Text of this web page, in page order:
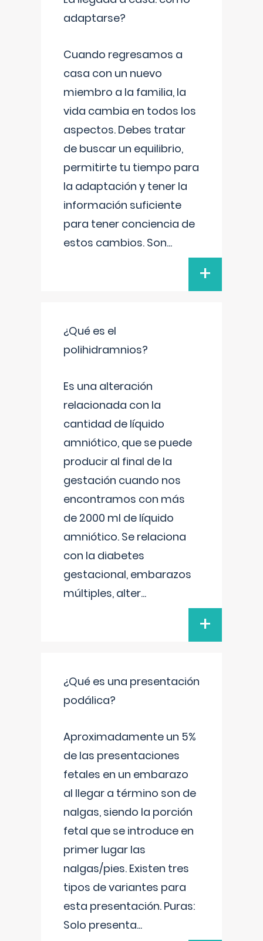
adaptarse?
Cuando regresamos a
casa con un nuevo
miembro a la familia, la
vida cambia en todos los
aspectos. Debes tratar
de buscar un equilibrio,
permitirte tu tiempo para
la adaptación y tener la
información suficiente
para tener conciencia de
estos cambios. Son...
+
¿Qué es el
polihidramnios?
Es una alteración
relacionada con la
cantidad de líquido
amniótico, que se puede
producir al final de la
gestación cuando nos
encontramos con más
de 2000 ml de líquido
amniótico. Se relaciona
con la diabetes
gestacional, embarazos
múltiples, alter...
+
¿Qué es una presentación
podálica?
Aproximadamente un 5%
de las presentaciones
fetales en un embarazo
al llegar a término son de
nalgas, siendo la porción
fetal que se introduce en
primer lugar las
nalgas/pies. Existen tres
tipos de variantes para
esta presentación. Puras:
Solo presenta...